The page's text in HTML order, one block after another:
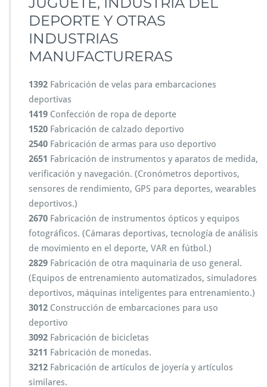
DEPORTE Y OTRAS
INDUSTRIAS
MANUFACTURERAS
1392 Fabricación de velas para embarcaciones
deportivas
1419 Confección de ropa de deporte
1520 Fabricación de calzado deportivo
2540 Fabricación de armas para uso deportivo
2651 Fabricación de instrumentos y aparatos de medida,
verificación y navegación. (Cronómetros deportivos,
sensores de rendimiento, GPS para deportes, wearables
deportivos.)
2670 Fabricación de instrumentos ópticos y equipos
fotográficos. (Cámaras deportivas, tecnología de análisis
de movimiento en el deporte, VAR en fútbol.)
2829 Fabricación de otra maquinaria de uso general.
(Equipos de entrenamiento automatizados, simuladores
deportivos, máquinas inteligentes para entrenamiento.)
3012 Construcción de embarcaciones para uso
deportivo
3092 Fabricación de bicicletas
3211 Fabricación de monedas.
3212 Fabricación de artículos de joyería y artículos
similares.